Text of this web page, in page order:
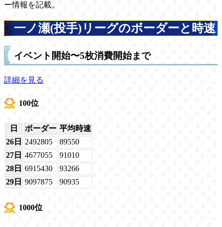
ー情報を記載。
一ノ瀬(投手)リーグのボーダーと時速
イベント開始〜5枚消費開始まで
詳細を見る
100位
日 ボーダー 平均時速
26日
2492805
89550
27日 4677055
91010
28日 6915430
93266
29日 9097875 90935
1000位